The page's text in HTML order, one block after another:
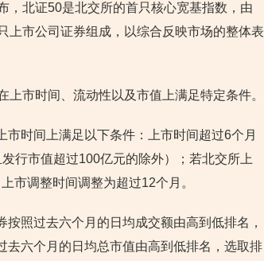
，北证50是北交所的首只核心宽基指数 ，由
上市公司证券组成，以综合反映市场的整体表
市时间、流动性以及市值上满足特定条件。
时间上满足以下条件：上市时间超过6个月
行市值超过100亿元的除外）；若北交所上
市调整时间调整为超过12个月。
照过去六个月的日均成交额由高到低排名，
六个月的日均总市值由高到低排名，选取排